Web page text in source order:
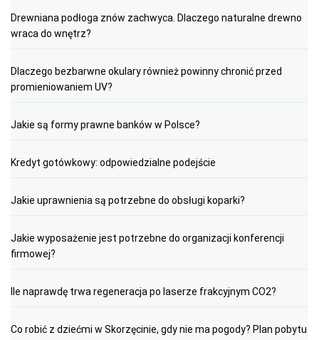
Drewniana podłoga znów zachwyca. Dlaczego naturalne drewno
wraca do wnętrz?
Dlaczego bezbarwne okulary również powinny chronić przed
promieniowaniem UV?
Jakie są formy prawne banków w Polsce?
Kredyt gotówkowy: odpowiedzialne podejście
Jakie uprawnienia są potrzebne do obsługi koparki?
Jakie wyposażenie jest potrzebne do organizacji konferencji
firmowej?
Ile naprawdę trwa regeneracja po laserze frakcyjnym CO2?
Co robić z dziećmi w Skorzęcinie, gdy nie ma pogody? Plan pobytu